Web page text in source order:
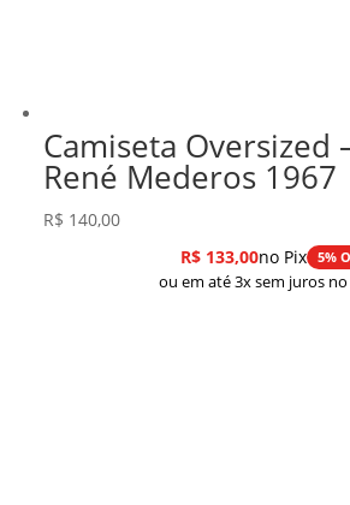
Camiseta Oversized
René Mederos 1967
R$ 140,00
R$133,00no Pix 5%
ou em até 3x sem juros